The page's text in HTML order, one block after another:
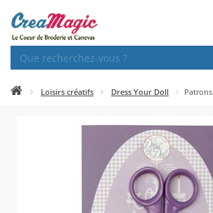
Loisirs créatifs Dress Your Doll Patrons